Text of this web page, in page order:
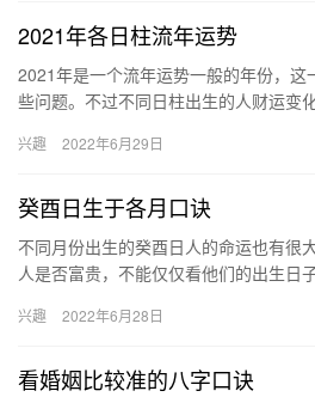
2021年各日柱流年运势
2021年是一个流年运势一般的年份，这
些问题。不过不同日柱出生的人财运变
兴趣 2022年6月29日
癸酉日生于各月口诀
不同月份出生的癸酉日人的命运也有很
人是否富贵，不能仅仅看他们的出生日
寅…
兴趣 2022年6月28日
看婚姻比较准的八字口诀